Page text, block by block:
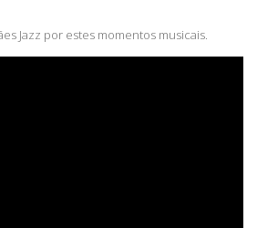
Jazz por estes momentos musicais.